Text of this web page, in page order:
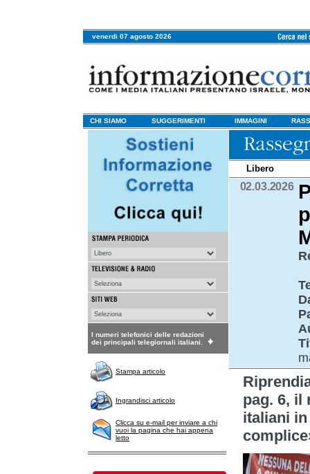
venerdi 07 agosto 2026
CHI SIAMO SUGGERIMENTI IMMAGINI
I numeri telefonici delle redazioni
dei principali telegiornali italiani.
Stampa articolo
Ingrandisci articolo
Clicca su e-mail per inviare a chi
vuoi la pagina che hai appena
letto
Libero
02.03.2026
pag. 6, il
italiani in